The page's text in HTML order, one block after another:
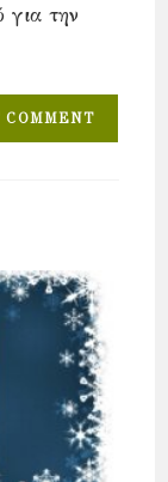
για την